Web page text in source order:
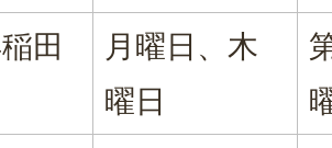
田
月曜日、木
曜日